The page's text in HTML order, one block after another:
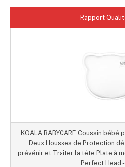
Rapport
KOALA BABYCARE Coussin bébé
Deux Housses de Protection
prévénir et Traiter la tête Plate à
Perfect Head -